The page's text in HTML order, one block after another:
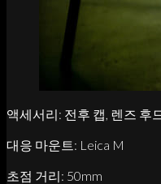
액세서리: 전후 캡, 렌즈 후
대응 마운트: Leica M
초점 거리: 50mm